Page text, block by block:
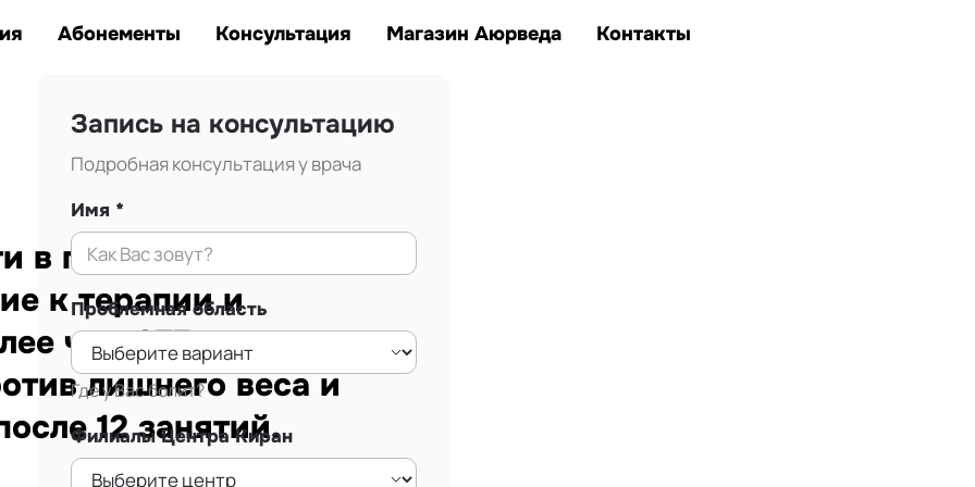
Абонементы Консультация Магазин Аюрведа Контакты
Запись на консультацию
Подробная консультация у врача
Имя
Проблемная область
Где у Вас болит?
Филиалы Центра Киран
в г. Алматы.
к терапии и
чем 875
лишнего веса и
12 занятий.